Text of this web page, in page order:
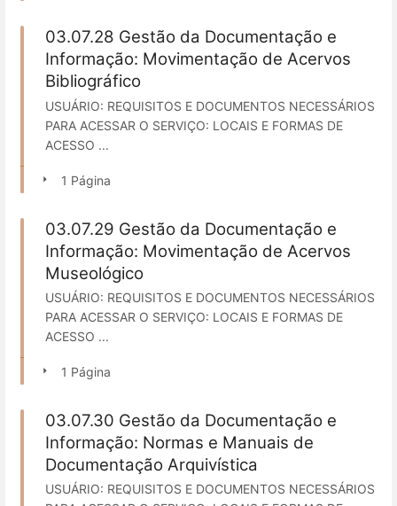
03.07.28 Gestão da Documentação e
Informação: Movimentação de Acervos
Bibliográfico
USUÁRIO: REQUISITOS E DOCUMENTOS NECESSÁRIOS
PARA ACESSAR O SERVIÇO: LOCAIS E FORMAS DE
ACESSO ...
1 Página
03.07.29 Gestão da Documentação e
Informação: Movimentação de Acervos
Museológico
USUÁRIO: REQUISITOS E DOCUMENTOS NECESSÁRIOS
PARA ACESSAR O SERVIÇO: LOCAIS E FORMAS DE
ACESSO ...
1 Página
03.07.30 Gestão da Documentação e
Informação: Normas e Manuais de
Documentação Arquivística
USUÁRIO: REQUISITOS E DOCUMENTOS NECESSÁRIOS